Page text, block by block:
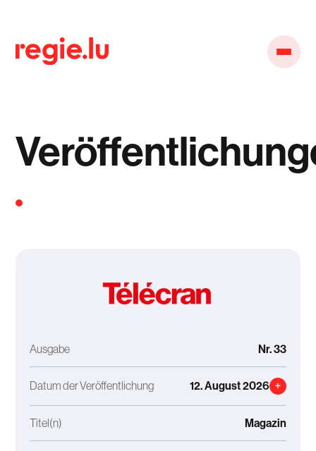
Ausgabe Nr. 33
Datum der Veröffentlichung 12. August 2026 +
Titel(n) Magazin